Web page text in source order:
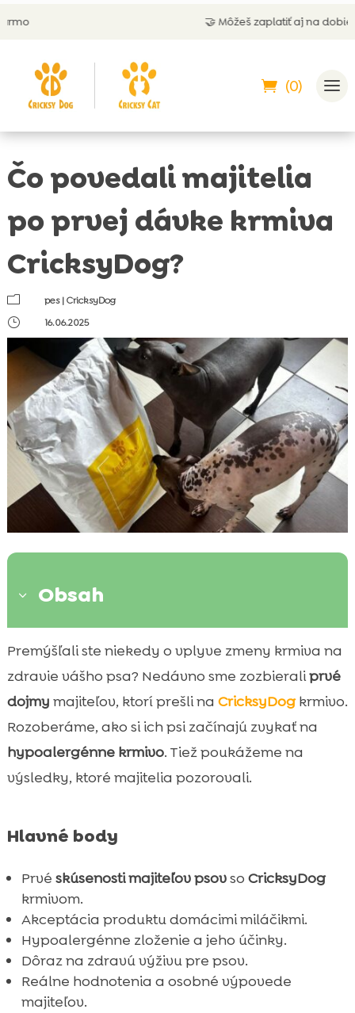
🤝 Môžeš zaplatiť aj na dobierku
(0)
Čo povedali majitelia
po prvej dávke krmiva
CricksyDog?
m pes|CricksyDog
}
16.06.2025
3 Obsah
 Úvod do CricksyDog krmiva
 Prvá skúsenosť majiteľov so značkou
CricksyDog
Výhody hypoalergénneho zloženia
Prvá dávka CricksyDog krmiva recenzie
Krmivo pre šteniatka: Chucky dog food
food
MeatLover pamlsky pre psov
Twinky vitamíny pre zdravie a pohodu
 Starostlivosť a hygiena: Chloé šampón a
balzam
 Mr. Easy vegánske dresingy pre vyberavé
psy
Premýšľali ste niekedy o vplyve zmeny krmiva na
zdravie vášho psa? Nedávno sme zozbieraliprvé
dojmy majiteľov, ktorí prešli na CricksyDogkrmivo.
Rozoberáme, ako si ich psi začínajú zvykať na
hypoalergénne krmivo. Tiež poukážeme na
výsledky, ktoré majitelia pozorovali.
Hlavné body
Prvé skúsenosti majiteľov psovso CricksyDog
krmivom.
Akceptácia produktu domácimi miláčikmi.
Hypoalergénne zloženie a jeho účinky.
Dôraz na zdravú výživu pre psov.
Reálne hodnotenia a osobné výpovede
majiteľov.